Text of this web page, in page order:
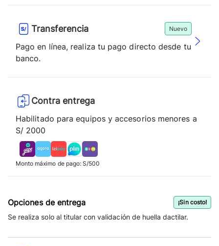
Transferencia Nuevo
Pago en línea, realiza tu pago directo desde tu
banco.
Contra entrega
Habilitado para equipos y accesorios menores a
S/ 2000
Monto máximo de pago: S/500
Opciones de entrega ¡Sin costo!
Se realiza solo al titular con validación de huella dactilar.